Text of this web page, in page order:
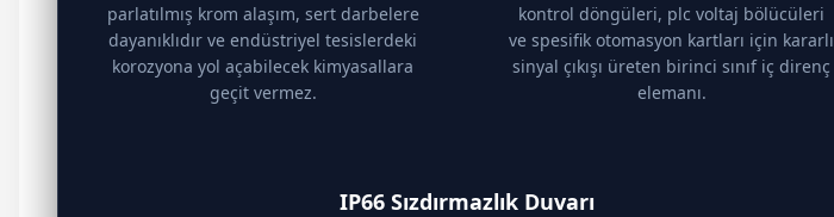
parlatılmış krom alaşım, sert darbelere
dayanıklıdır ve endüstriyel tesislerdeki
korozyona yol açabilecek kimyasallara
geçit vermez.
kontrol döngüleri, plc voltaj bölücüleri
ve spesifik otomasyon kartları için kararlı
sinyal çıkışı üreten birinci sınıf iç direnç
elemanı.
IP66 Sızdırmazlık Duvarı